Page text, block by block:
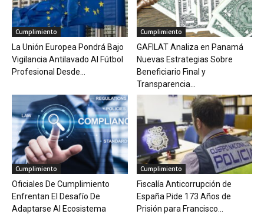
Cumplimiento
La Unión Europea Pondrá Bajo
Vigilancia Antilavado Al Fútbol
Profesional Desde...
Cumplimiento
GAFILAT Analiza en Panamá
Nuevas Estrategias Sobre
Beneficiario Final y
Transparencia...
Cumplimiento
Oficiales De Cumplimiento
Enfrentan El Desafío De
Adaptarse Al Ecosistema
Cumplimiento
Fiscalía Anticorrupción de
España Pide 173 Años de
Prisión para Francisco...